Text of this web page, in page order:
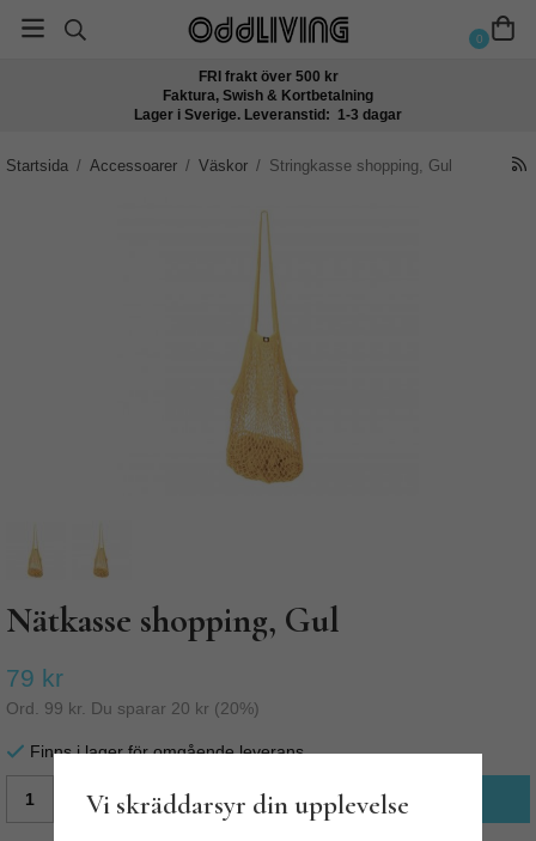
0
FRI frakt över 500 kr
Faktura, Swish & Kortbetalning
Lager i Sverige. Leveranstid: 1-3 dagar
Startsida / Accessoarer / Väskor / Stringkasse shopping, Gul
Nätkasse shopping, Gul
79 kr
Ord. 99 kr . Du sparar 20 kr (20%)
Finns i lager för omgående leverans
LÄGG I VARUKORG
Vi skräddarsyr din upplevelse